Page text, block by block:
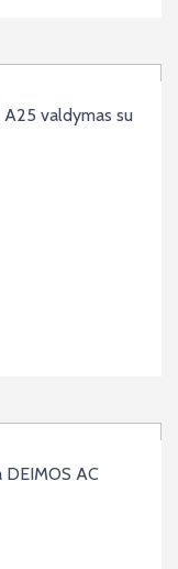
valdymas su
AC